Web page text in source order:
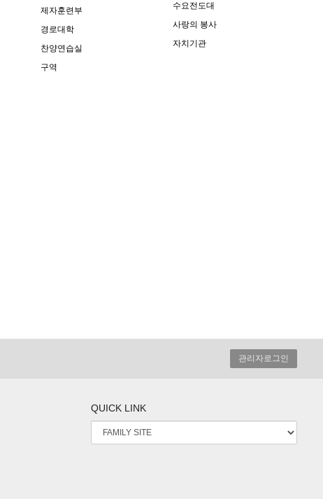
제자훈련부
경로대학
찬양연습실
구역
수요전도대
사랑의 봉사
자치기관
관리자로그인
QUICK LINK